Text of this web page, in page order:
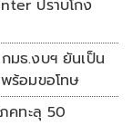
ปราบโกง
บฯ ยันเป็น
ร้อมขอโทษ
คทะลุ 50